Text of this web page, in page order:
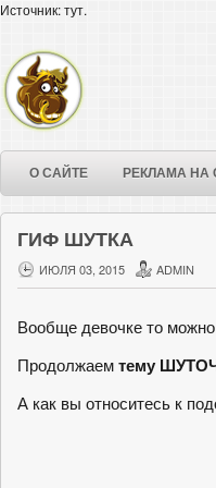
Источник: тут.
О САЙТЕ РЕКЛАМА НА
ГИФ ШУТКА
ИЮЛЯ 03, 2015 ADMIN
Вообще девочке то
Продолжаемтему
А как вы относитесь к